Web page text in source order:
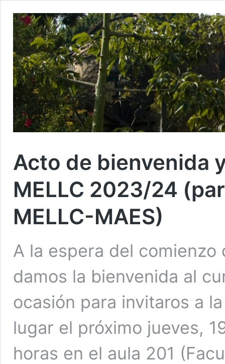
Acto de bienvenida
MELLC 2023/24
MELLC-MAES)
A la espera del
damos la bienvenida al
ocasión para invitaros a
lugar el próximo jueves,
horas en el aula 201